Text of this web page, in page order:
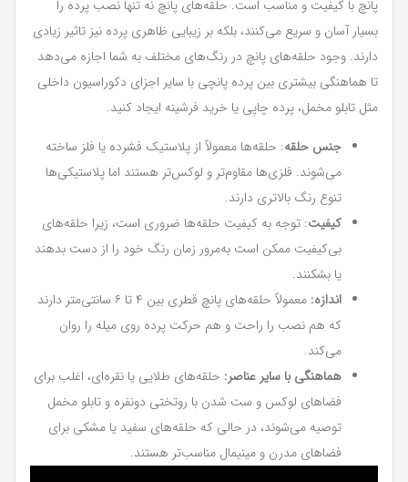
پانچ با کیفیت و مناسب است. حلقه‌های پانچ نه تنها نصب پرده را
بسیار آسان و سریع می‌کنند، بلکه بر زیبایی ظاهری پرده نیز تاثیر زیادی
دارند. وجود حلقه‌های پانچ در رنگ‌های مختلف به شما اجازه می‌دهد
تا هماهنگی بیشتری بین پرده پانچی با سایر اجزای دکوراسیون داخلی
مثل تابلو مخمل، پرده چاپی یا خرید فرشینه ایجاد کنید.
جنس حلقه: حلقه‌ها معمولاً از پلاستیک فشرده یا فلز ساخته
می‌شوند. فلزی‌ها مقاوم‌تر و لوکس‌تر هستند اما پلاستیکی‌ها
تنوع رنگ بالاتری دارند.
کیفیت: توجه به کیفیت حلقه‌ها ضروری است، زیرا حلقه‌های
بی‌کیفیت ممکن است به‌مرور زمان رنگ خود را از دست بدهند
یا بشکنند.
اندازه:
معمولاً حلقه‌های پانچ قطری بین ۴ تا ۶ سانتی‌متر دارند
که هم نصب را راحت و هم حرکت پرده روی میله را روان
می‌کند.
هماهنگی با سایر عناصر: حلقه‌های طلایی یا نقره‌ای، اغلب برای
فضاهای لوکس و ست شدن با روتختی دونفره و تابلو مخمل
توصیه می‌شوند، در حالی که حلقه‌های سفید یا مشکی برای
فضاهای مدرن و مینیمال مناسب‌تر هستند.